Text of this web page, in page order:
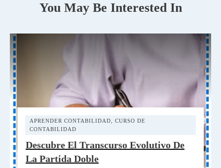
You May Be Interested In
APRENDER CONTABILIDAD
CURSO DE
CONTABILIDAD
Descubre El Transcurso Evolutivo De
La Partida Doble